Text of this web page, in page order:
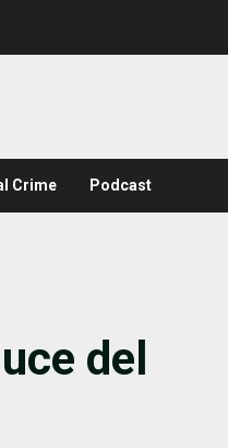
Crime Podcast
del